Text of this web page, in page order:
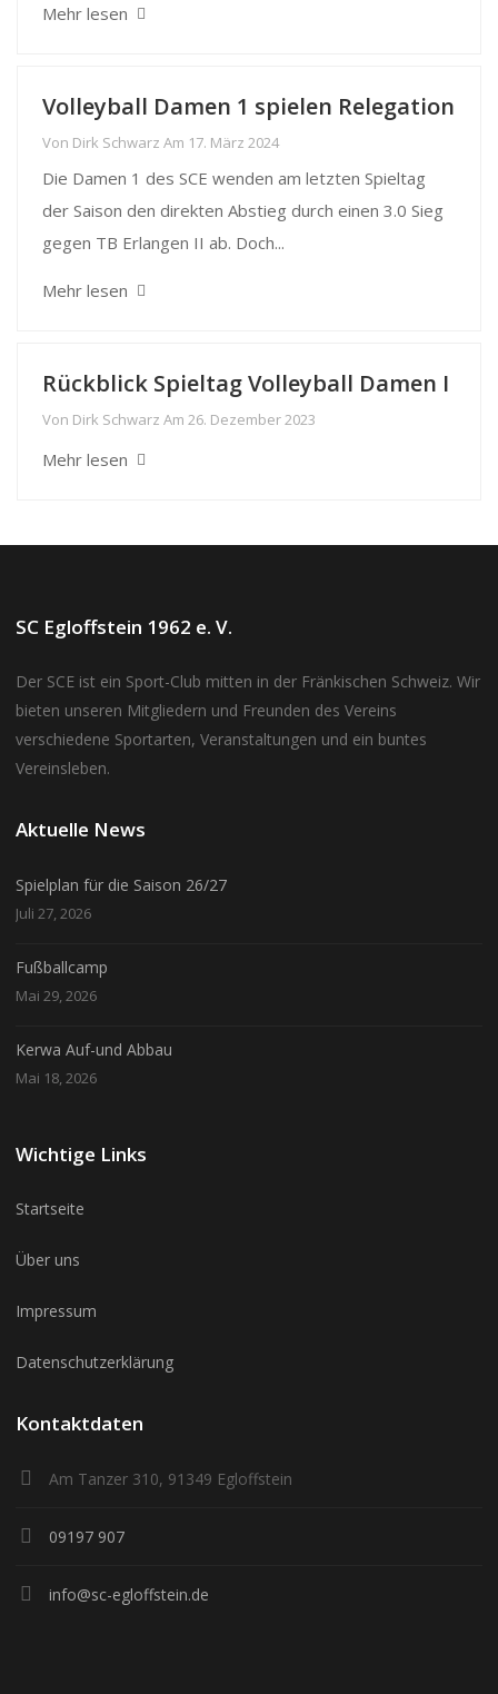
Mehr lesen
Volleyball Damen 1 spielen Relegation
Von Dirk Schwarz Am 17. März 2024
Die Damen 1 des SCE wenden am letzten Spieltag
der Saison den direkten Abstieg durch einen 3.0 Sieg
gegen TB Erlangen II ab. Doch...
Mehr lesen
Rückblick Spieltag Volleyball Damen I
Von Dirk Schwarz Am 26. Dezember 2023
Mehr lesen
SC Egloffstein 1962 e. V.
Der SCE ist ein Sport-Club mitten in der Fränkischen Schweiz. Wir
bieten unseren Mitgliedern und Freunden des Vereins
verschiedene Sportarten, Veranstaltungen und ein buntes
Vereinsleben.
Aktuelle News
Spielplan für die Saison 26/27
Juli 27, 2026
Fußballcamp
Mai 29, 2026
Kerwa Auf-und Abbau
Mai 18, 2026
Wichtige Links
Startseite
Über uns
Impressum
Datenschutzerklärung
Kontaktdaten
Am Tanzer 310, 91349 Egloffstein
09197 907
info@sc-egloffstein.de